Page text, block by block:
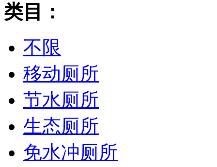
类目：
不限
移动厕所
节水厕所
生态厕所
免水冲厕所